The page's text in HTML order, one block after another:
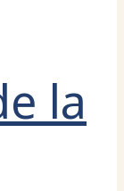
la